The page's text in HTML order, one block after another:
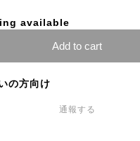
available
Add to cart
の方向け
通報する